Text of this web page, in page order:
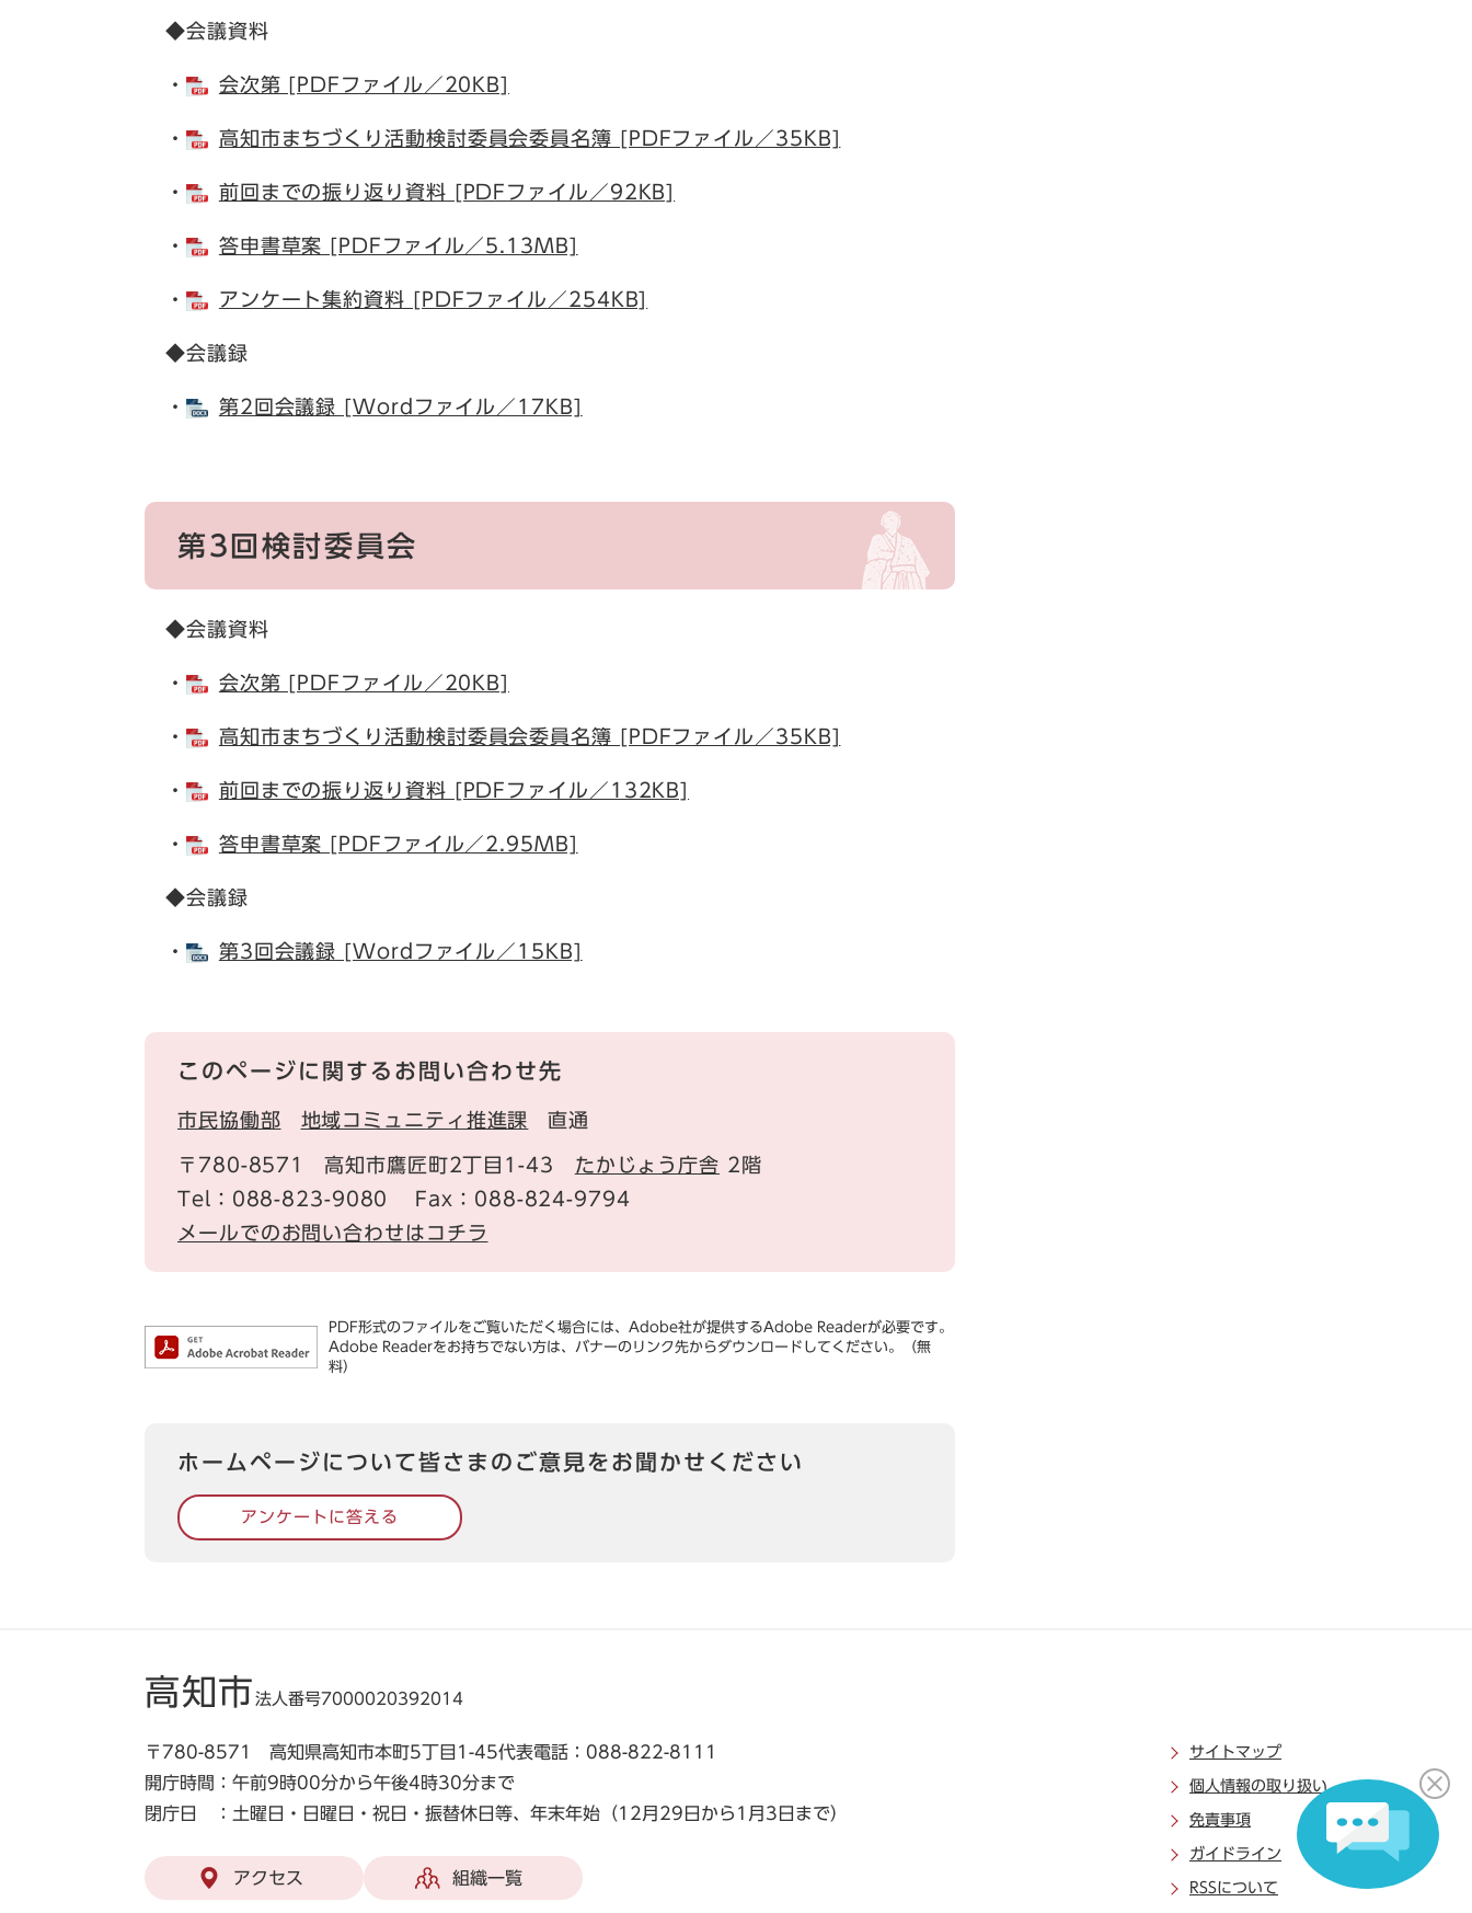
◆会議資料
・ 会次第 [PDFファイル／20KB]
・ 高知市まちづくり活動検討委員会委員名簿 [PDFファイル／35KB]
・ 前回までの振り返り資料 [PDFファイル／92KB]
・ 答申書草案 [PDFファイル／5.13MB]
・ アンケート集約資料 [PDFファイル／254KB]
◆会議録
・ 第2回会議録 [Wordファイル／17KB]
第3回検討委員会
◆会議資料
・ 会次第 [PDFファイル／20KB]
・ 高知市まちづくり活動検討委員会委員名簿 [PDFファイル／35KB]
・ 前回までの振り返り資料 [PDFファイル／132KB]
・ 答申書草案 [PDFファイル／2.95MB]
◆会議録
・ 第3回会議録 [Wordファイル／15KB]
このページに関するお問い合わせ先
市民協働部 地域コミュニティ推進課 直通
〒780-8571 高知市鷹匠町2丁目1-43 たかじょう庁舎 2階
Tel：088-823-9080
Fax：088-824-9794
メールでのお問い合わせはコチラ
PDF形式のファイルをご覧いただく場合には、Adobe社が提供するAdobe Readerが必要です。
Adobe Readerをお持ちでない方は、バナーのリンク先からダウンロードしてください。（無
料）
ホームページについて皆さまのご意見をお聞かせください
アンケートに答える
高知市 法人番号7000020392014
〒780-8571 高知県高知市本町5丁目1-45代表電話：088-822-8111
開庁時間：午前9時00分から午後4時30分まで
閉庁日 ：土曜日・日曜日・祝日・振替休日等、年末年始（12月29日から1月3日まで）
アクセス 組織一覧
サイトマップ
個人情報の取り扱い
免責事項
ガイドライン
RSSについて